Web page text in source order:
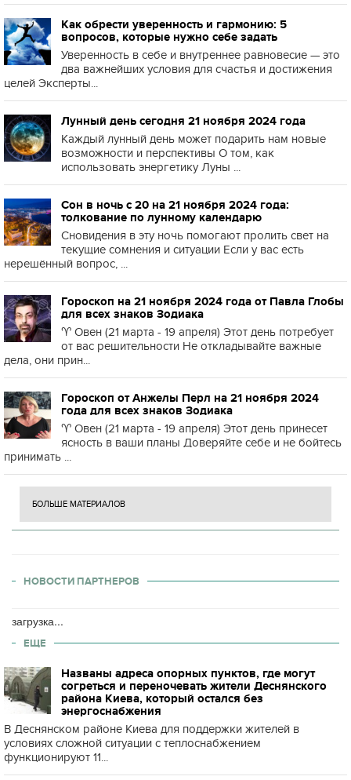
Как обрести уверенность и гармонию: 5
вопросов, которые нужно себе задать
Уверенность в себе и внутреннее равновесие — это
два важнейших условия для счастья и достижения
целей Эксперты...
Лунный день сегодня 21 ноября 2024 года
Каждый лунный день может подарить нам новые
возможности и перспективы О том, как
использовать энергетику Луны ...
Сон в ночь с 20 на 21 ноября 2024 года:
толкование по лунному календарю
Сновидения в эту ночь помогают пролить свет на
текущие сомнения и ситуации Если у вас есть
нерешённый вопрос, ...
Гороскоп на 21 ноября 2024 года от Павла Глобы
для всех знаков Зодиака
♈️ Овен (21 марта - 19 апреля) Этот день потребует
от вас решительности Не откладывайте важные
дела, они прин...
Гороскоп от Анжелы Перл на 21 ноября 2024
года для всех знаков Зодиака
♈️ Овен (21 марта - 19 апреля) Этот день принесет
ясность в ваши планы Доверяйте себе и не бойтесь
принимать ...
БОЛЬШЕ МАТЕРИАЛОВ
НОВОСТИ ПАРТНЕРОВ
загрузка...
ЕЩЕ
Названы адреса опорных пунктов, где могут
согреться и переночевать жители Деснянского
района Киева, который остался без
энергоснабжения
В Деснянском районе Киева для поддержки жителей в
условиях сложной ситуации с теплоснабжением
функционируют 11...